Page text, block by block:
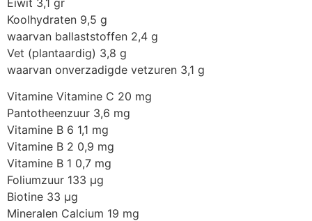
Koolhydraten 9,5 g
waarvan ballaststoffen 2,4 g
Vet (plantaardig) 3,8 g
waarvan onverzadigde vetzuren 3,1 g
Vitamine Vitamine C 20 mg
Pantotheenzuur 3,6 mg
Vitamine B 6 1,1 mg
Vitamine B 2 0,9 mg
Vitamine B 1 0,7 mg
Foliumzuur 133 μg
Biotine 33 μg
Mineralen Calcium 19 mg